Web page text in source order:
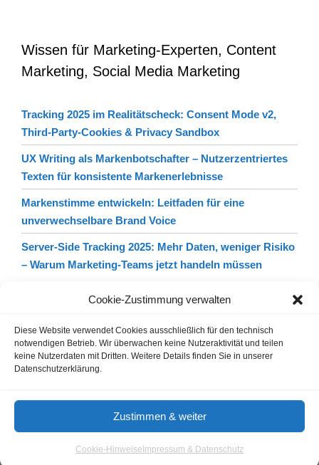
Cookie-Zustimmung verwalten
Diese Website verwendet Cookies ausschließlich für den technisch
notwendigen Betrieb. Wir überwachen keine Nutzeraktivität und teilen
keine Nutzerdaten mit Dritten. Weitere Details finden Sie in unserer
Datenschutzerklärung.
Zustimmen & weiter
Cookie-Hinweise Impressum & Datenschutz
Wissen für Marketing-Experten, Content
Marketing, Social Media Marketing
Tracking 2025 im Realitätscheck: Consent Mode v2,
Third-Party-Cookies & Privacy Sandbox
UX Writing als Markenbotschafter – Nutzerzentriertes
Texten für konsistente Markenerlebnisse
Markenstimme entwickeln: Leitfaden für eine
unverwechselbare Brand Voice
Server‑Side Tracking 2025: Mehr Daten, weniger Risiko
– Warum Marketing‑Teams jetzt handeln müssen
Gastautoren / Gastartikel
Impressum & Datenschutz
© 2026 - Aloma.de